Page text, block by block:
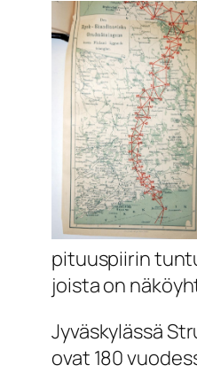
pituuspiirin
joista on
Jyväskylässä
ovat 180